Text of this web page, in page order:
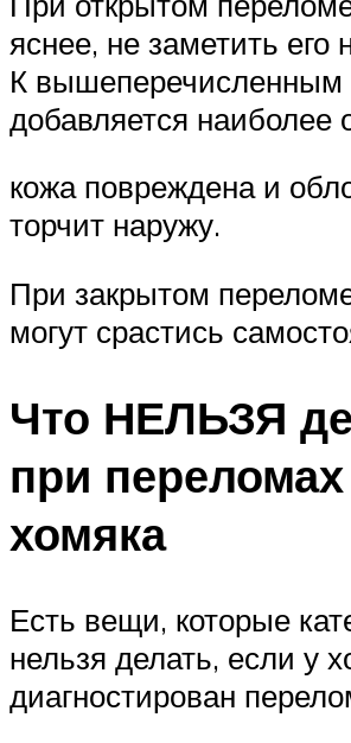
яснее, не заметить его
К вышеперечисленным
добавляется наиболее
кожа повреждена и
торчит наружу.
При закрытом
могут срастись
Что НЕЛЬЗЯ
при
хомяка
Есть вещи, которые
нельзя делать, если у
диагностирован